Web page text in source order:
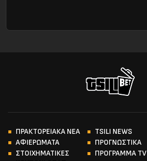
ΠΡΑΚΤΟΡΕΙΑΚΑ ΝΕΑ
TSILI NEWS
ΑΦΙΕΡΩΜΑΤΑ
ΠΡΟΓΝΩΣΤΙΚΑ
ΣΤΟΙΧΗΜΑΤΙΚΕΣ
ΠΡΟΓΡΑΜΜΑ TV